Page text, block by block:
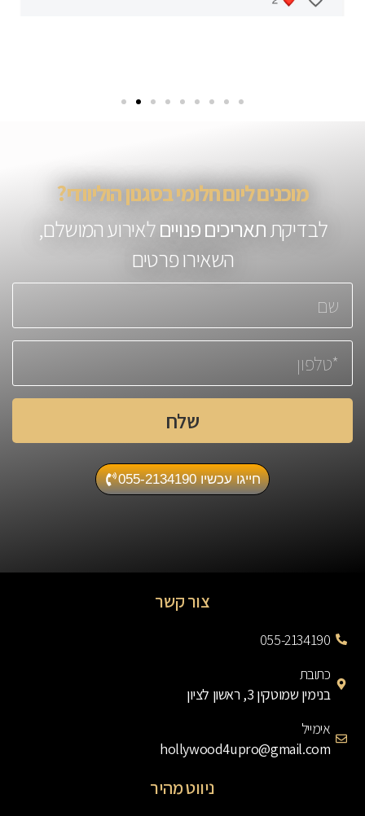
מוכנים ליום חלומי בסגנון הוליוודי?
לבדיקתתאריכים פנוייםלאירוע המושלם,
השאירו פרטים
שלח
חייגו עכשיו 055-2134190
צור קשר
055-2134190
כתובת
בנימין שמוטקין 3, ראשון לציון
אימייל
hollywood4upro@gmail.com
ניווט מהיר